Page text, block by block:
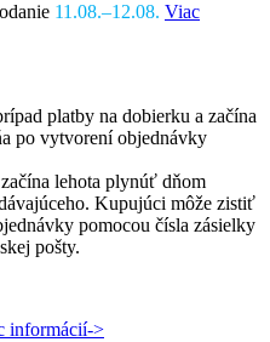
11.08.–12.08. Viac
platby na dobierku a začína
po vytvorení objednávky
lehota plynúť dňom
Kupujúci môže zistiť
pomocou čísla zásielky
pošty.
informácií->